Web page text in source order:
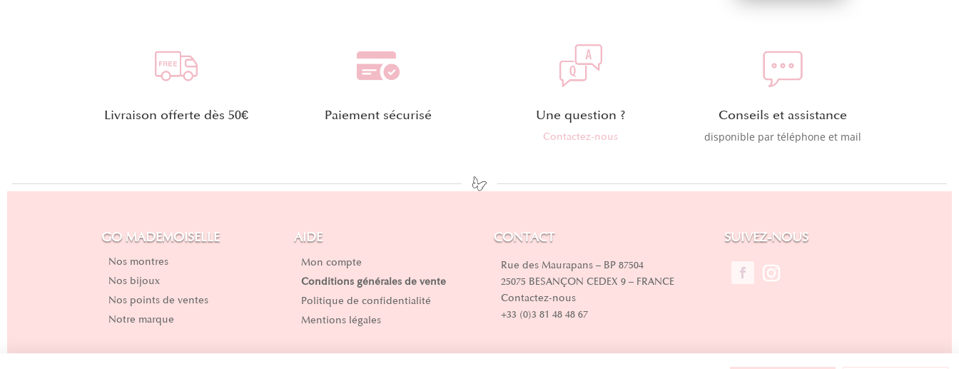
Livraison offerte dès 50€ Paiement sécurisé Une question ?
Contactez-nous
Conseils et assistance
disponible par téléphone et mail
GO MADEMOISELLE
Nos montres
Nos bijoux
Nos points de ventes
Notre marque
AIDE
Mon compte
Conditions générales de vente
Politique de confidentialité
Mentions légales
CONTACT
Rue des Maurapans – BP 87504
25075 BESANÇON CEDEX 9 – FRANCE
Contactez-nous
+33 (0)3 81 48 48 67
SUIVEZ-NOUS